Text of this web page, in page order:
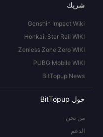
شريك
Genshin Impact Wiki
Honkai: Star Rail WIKI
Zenless Zone Zero WIKI
PUBG Mobile WIKI
BitTopup News
حول BitTopup
من نحن
الدعم